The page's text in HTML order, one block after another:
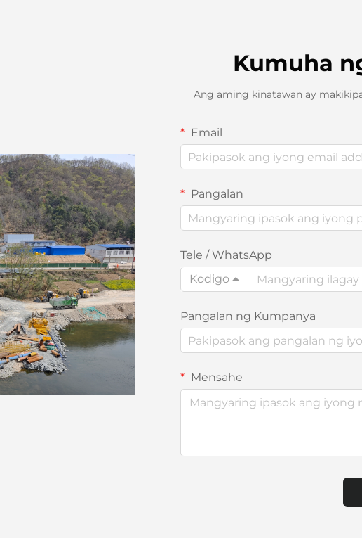
Kumuha
Ang aming kinatawan ay
Email
Pangalan
Tele / WhatsApp
Kodigo
Pangalan ng Kumpanya
Mensahe